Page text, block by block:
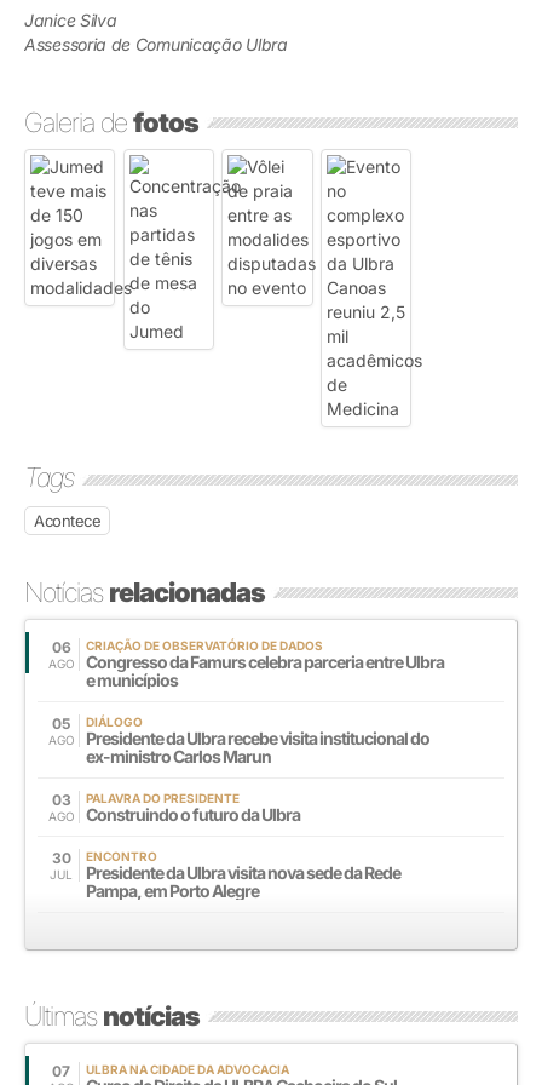
Janice Silva
Assessoria de Comunicação Ulbra
Galeria defotos
Tags
Acontece
Notíciasrelacionadas
06
AGO
CRIAÇÃO DE OBSERVATÓRIO DE DADOS
Congresso da Famurs celebra parceria entre Ulbra
e municípios
05
AGO
DIÁLOGO
Presidente da Ulbra recebe visita institucional do
ex-ministro Carlos Marun
03
AGO
PALAVRA DO PRESIDENTE
Construindo o futuro da Ulbra
30
JUL
ENCONTRO
Presidente da Ulbra visita nova sede da Rede
Pampa, em Porto Alegre
Últimasnotícias
07 ULBRA NA CIDADE DA ADVOCACIA